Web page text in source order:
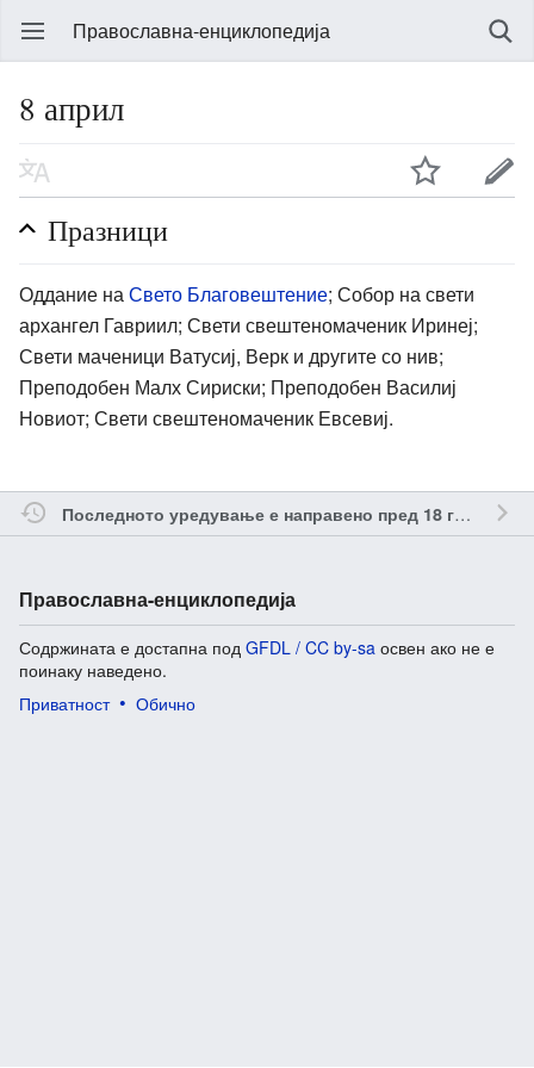
Православна-енциклопедија
8 април
Празници
Оддание на Свето Благовештение; Собор на свети
архангел Гавриил; Свети свештеномаченик Иринеј;
Свети маченици Ватусиј, Верк и другите со нив;
Преподобен Малх Сириски; Преподобен Василиј
Новиот; Свети свештеномаченик Евсевиј.
Последното уредување е направено пред 18 години од
Православна-енциклопедија
Содржината е достапна под GFDL / CC by-sa освен ако не е
поинаку наведено.
Приватност
Обично